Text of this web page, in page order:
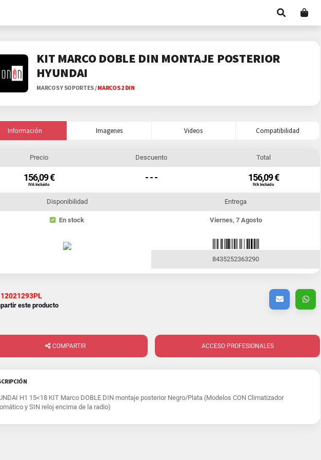
KIT MARCO DOBLE DIN MONTAJE POSTERIOR
HYUNDAI
MARCOS Y SOPORTES/MARCOS 2 DIN
Información Imagenes Videos Compatibilidad
Precio
156,09 €
IVA Incluido
Descuento
- - -
Total
156,09 €
IVA Incluido
Disponibilidad
En stock
Entrega
Viernes, 7 Agosto
8435252363290
12021293PL
este producto
COMPARTIR ACCESO PROFESIONALES
H1 15<18 KIT Marco DOBLE DIN montaje posterior Negro/Plata (Modelos CON Climatizador
y SIN reloj encima de la radio)